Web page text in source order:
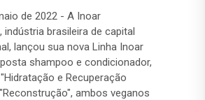
de 2022 - A Inoar
brasileira de capital
lançou sua nova Linha Inoar
shampoo e condicionador,
e Recuperação
ambos veganos